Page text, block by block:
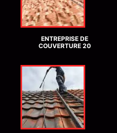
ENTREPRISE DE
COUVERTURE 20